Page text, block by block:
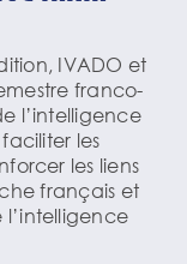
IVADO et
franco-
l’intelligence
les
les liens
français et